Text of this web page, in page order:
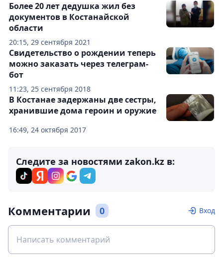
20:15, 29 сентября 2021
Более 20 лет дедушка жил без
документов в Костанайской
области
11:23, 25 сентября 2018
Свидетельство о рождении теперь
можно заказать через телеграм-
бот
16:49, 24 октября 2017
В Костанае задержаны две сестры,
хранившие дома героин и оружие
Следите за новостями zakon.kz в:
Комментарии 0 Вход